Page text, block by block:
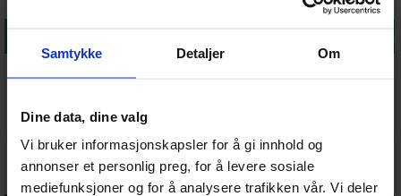
Samtykke Detaljer Om
Dine data, dine valg
Vi bruker informasjonskapsler for å gi innhold og
annonser et personlig preg, for å levere sosiale
mediefunksjoner og for å analysere trafikken vår. Vi deler
88,- Antall på
lager:20+ 224,-
Legg i